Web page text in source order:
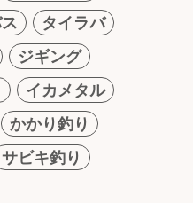
タイラバ
ジギング
イカメタル
かかり釣り
サビキ釣り